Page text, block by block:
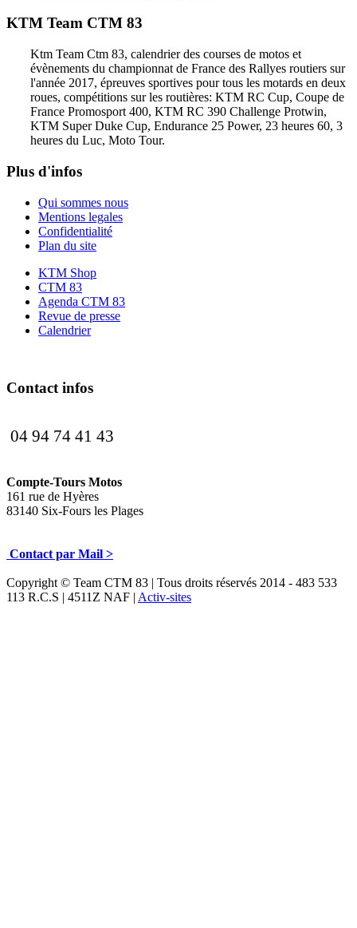
KTM Team CTM 83
Ktm Team Ctm 83, calendrier des courses de motos et
évènements du championnat de France des Rallyes routiers sur
l'année 2017, épreuves sportives pour tous les motards en deux
roues, compétitions sur les routières: KTM RC Cup, Coupe de
France Promosport 400, KTM RC 390 Challenge Protwin,
KTM Super Duke Cup, Endurance 25 Power, 23 heures 60, 3
heures du Luc, Moto Tour.
Plus d'infos
Qui sommes nous
Mentions legales
Confidentialité
Plan du site
KTM Shop
CTM 83
Agenda CTM 83
Revue de presse
Calendrier
Contact infos
04 94 74 41 43
Compte-Tours Motos
161 rue de Hyères
83140 Six-Fours les Plages
Contact par Mail >
Copyright © Team CTM 83 | Tous droits réservés 2014 - 483 533
113 R.C.S | 4511Z NAF | Activ-sites